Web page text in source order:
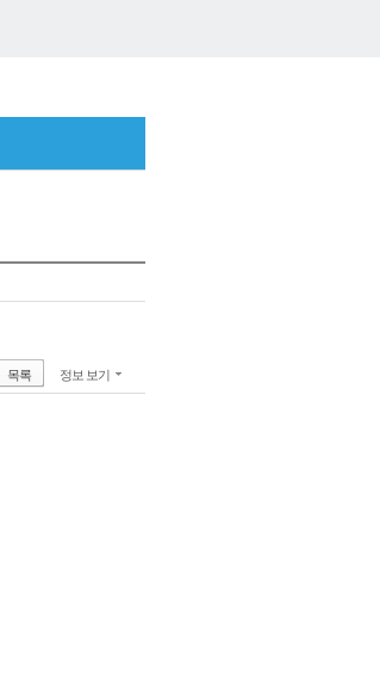
목록 정보 보기